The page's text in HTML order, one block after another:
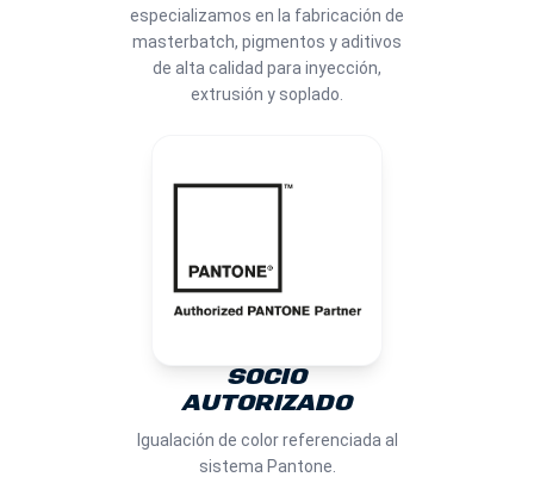
especializamos en la fabricación de
masterbatch, pigmentos y aditivos
de alta calidad para inyección,
extrusión y soplado.
SOCIO
AUTORIZADO
Igualación de color referenciada al
sistema Pantone.